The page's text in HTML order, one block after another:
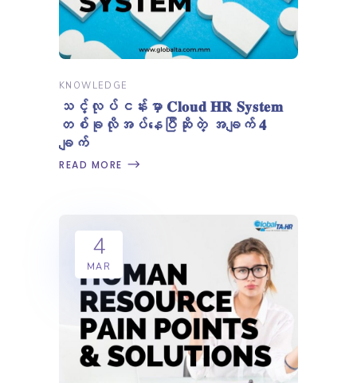
KNOWLEDGE
သင့်လုပ်ငန်းမှာ 𝐂𝐥𝐨𝐮𝐝 𝐇𝐑 𝐒𝐲𝐬𝐭𝐞𝐦
တစ်ခုလိုအပ်နေပြီဆိုတဲ့ အချက် 𝟒
ချက်
READ MORE
4
MAR